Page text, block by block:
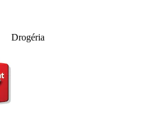
Drogéria